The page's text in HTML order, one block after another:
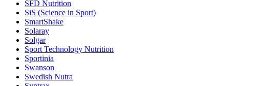
SFD Nutrition
SiS (Science in Sport)
SmartShake
Solaray
Solgar
Sport Technology Nutrition
Sportinia
Swanson
Swedish Nutra